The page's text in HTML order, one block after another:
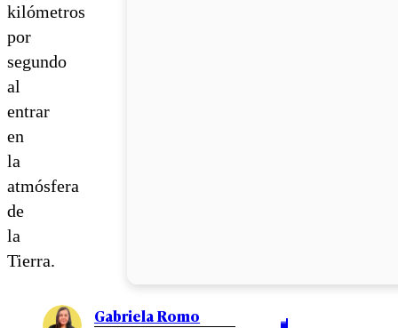
kilómetros
por
segundo
al
entrar
en
la
atmósfera
de
la
Tierra.
Gabriela Romo